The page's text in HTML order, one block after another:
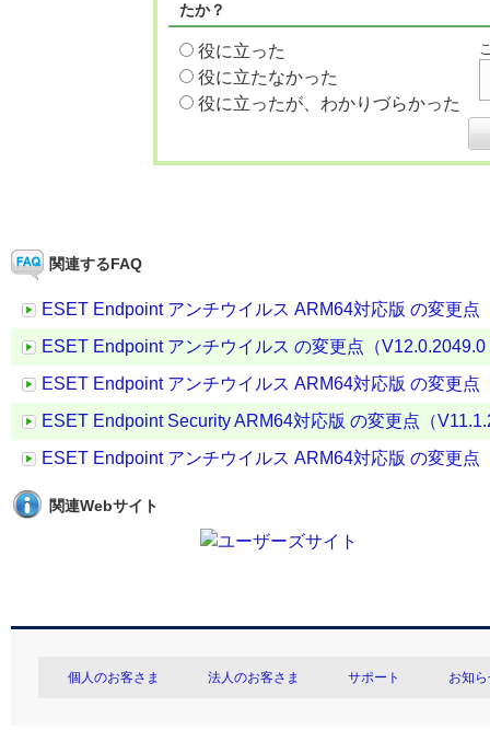
たか？
役に立った
役に立たなかった
役に立ったが、わかりづらかった
関連するFAQ
ESET Endpoint アンチウイルス ARM64対応版 の変更
ESET Endpoint アンチウイルス の変更点（
ESET Endpoint アンチウイルス ARM64対応版 の変更
ESET Endpoint Security ARM64対応版 の変更点（
ESET Endpoint アンチウイルス ARM64対応版 の変更
関連Webサイト
個人のお客さま 法人のお客さま サポート お知